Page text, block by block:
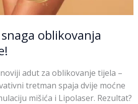
oblikovanja
adut za oblikovanje tijela –
tretman spaja dvije moćne
mišića i Lipolaser. Rezultat?